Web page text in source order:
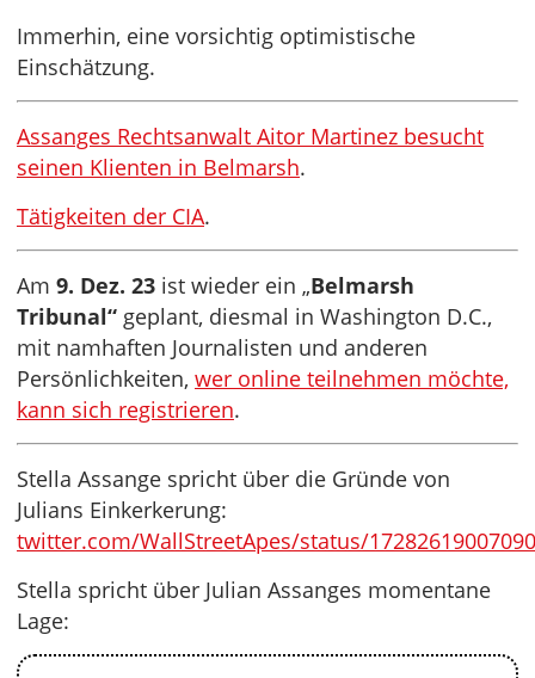
Immerhin, eine vorsichtig optimistische
Einschätzung.
Assanges Rechtsanwalt Aitor Martinez besucht
seinen Klienten in Belmarsh.
Tätigkeiten der CIA.
Am 9. Dez. 23 ist wieder ein „Belmarsh
Tribunal“ geplant, diesmal in Washington D.C.,
mit namhaften Journalisten und anderen
Persönlichkeiten, wer online teilnehmen möchte,
kann sich registrieren.
Stella Assange spricht über die Gründe von
Julians Einkerkerung:
twitter.com/WallStreetApes/status/
Stella spricht über Julian Assanges momentane
Lage: